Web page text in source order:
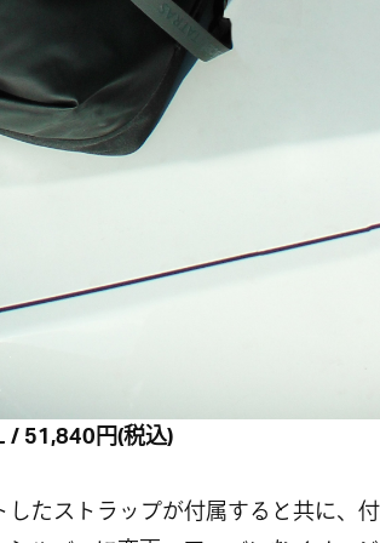
/51,840円(税込)
たストラップが付属すると共に、